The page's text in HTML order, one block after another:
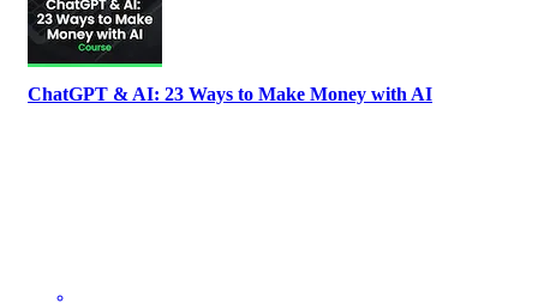
ChatGPT & AI: 23 Ways to Make Money with AI